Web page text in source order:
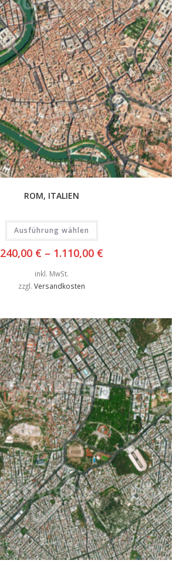
ROM, ITALIEN
Ausführung wählen
240,00 € – 1.110,00 €
inkl. MwSt.
zzgl. Versandkosten